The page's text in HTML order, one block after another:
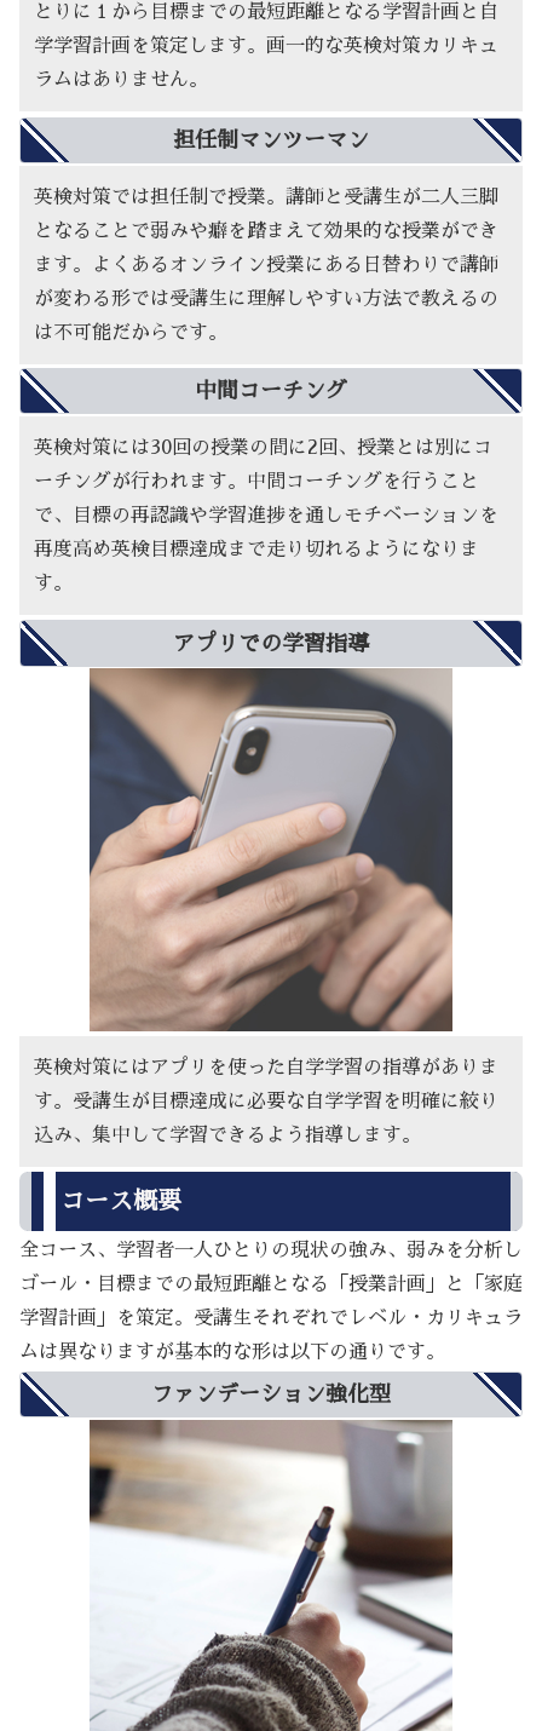
とりに１から目標までの最短距離となる学習計画と自
学学習計画を策定します。画一的な英検対策カリキュ
ラムはありません。
担任制マンツーマン
英検対策では担任制で授業。講師と受講生が二人三脚
となることで弱みや癖を踏まえて効果的な授業ができ
ます。よくあるオンライン授業にある日替わりで講師
が変わる形では受講生に理解しやすい方法で教えるの
は不可能だからです。
中間コーチング
英検対策には30回の授業の間に2回、授業とは別にコ
ーチングが行われます。中間コーチングを行うこと
で、目標の再認識や学習進捗を通しモチベーションを
再度高め英検目標達成まで走り切れるようになりま
す。
アプリでの学習指導
英検対策にはアプリを使った自学学習の指導がありま
す。受講生が目標達成に必要な自学学習を明確に絞り
込み、集中して学習できるよう指導します。
コース概要
全コース、学習者一人ひとりの現状の強み、弱みを分析し
ゴール・目標までの最短距離となる「授業計画」と「家庭
学習計画」を策定。受講生それぞれでレベル・カリキュラ
ムは異なりますが基本的な形は以下の通りです。
ファンデーション強化型